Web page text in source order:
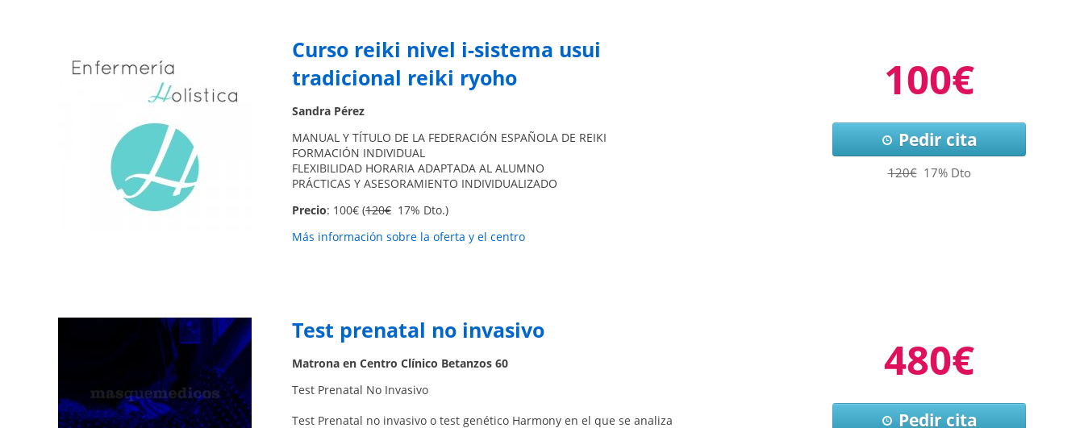
Curso reiki nivel i-sistema usui
tradicional reiki ryoho
Sandra Pérez
MANUAL Y TÍTULO DE LA FEDERACIÓN ESPAÑOLA DE REIKI
FORMACIÓN INDIVIDUAL
FLEXIBILIDAD HORARIA ADAPTADA AL ALUMNO
PRÁCTICAS Y ASESORAMIENTO INDIVIDUALIZADO
Precio: 100€ (120€ 17% Dto.)
Más información sobre la oferta y el centro
100€
Pedir cita
120€ 17% Dto
Test prenatal no invasivo
Matrona en Centro Clínico Betanzos 60
Test Prenatal No Invasivo
Test Prenatal no invasivo o test genético Harmony en el que se analiza
480€
Pedir cita